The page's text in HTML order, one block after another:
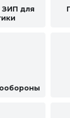
ЗИП для